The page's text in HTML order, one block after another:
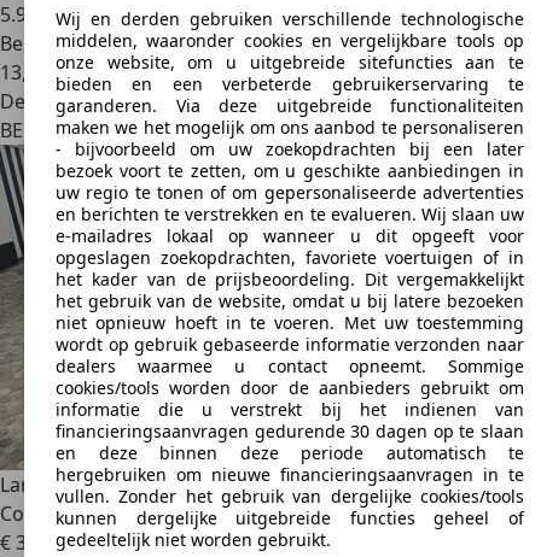
5.980 km
Benzine
13,7 l/100 km (comb.)
Dealer
BE 2160Wommelgem
Lamborghini Huracán STO / Akrapovic / Camera / Lift /
Coupé / VAT
€ 379.0001
Wij en derden gebruiken verschillende technologische
middelen, waaronder cookies en vergelijkbare tools op
onze website, om u uitgebreide sitefuncties aan te
bieden en een verbeterde gebruikerservaring te
garanderen. Via deze uitgebreide functionaliteiten
maken we het mogelijk om ons aanbod te personaliseren
- bijvoorbeeld om uw zoekopdrachten bij een later
bezoek voort te zetten, om u geschikte aanbiedingen in
uw regio te tonen of om gepersonaliseerde advertenties
en berichten te verstrekken en te evalueren. Wij slaan uw
e-mailadres lokaal op wanneer u dit opgeeft voor
opgeslagen zoekopdrachten, favoriete voertuigen of in
het kader van de prijsbeoordeling. Dit vergemakkelijkt
het gebruik van de website, omdat u bij latere bezoeken
niet opnieuw hoeft in te voeren. Met uw toestemming
wordt op gebruik gebaseerde informatie verzonden naar
dealers waarmee u contact opneemt. Sommige
cookies/tools worden door de aanbieders gebruikt om
informatie die u verstrekt bij het indienen van
financieringsaanvragen gedurende 30 dagen op te slaan
en deze binnen deze periode automatisch te
hergebruiken om nieuwe financieringsaanvragen in te
vullen. Zonder het gebruik van dergelijke cookies/tools
kunnen dergelijke uitgebreide functies geheel of
gedeeltelijk niet worden gebruikt.